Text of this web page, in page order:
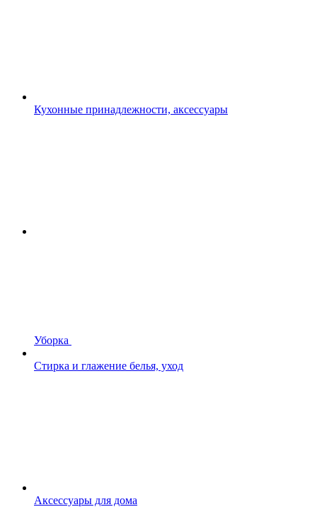
Кухонные принадлежности, аксессуары
Уборка
Стирка и глажение белья, уход
Аксессуары для дома